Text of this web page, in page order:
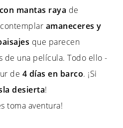
mantas raya de
amaneceres y
que parecen
de una película. Todo ello -
de 4 días en barco. ¡Si
desierta!
toma aventura!